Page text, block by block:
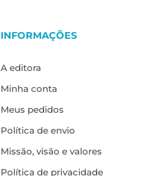
INFORMAÇÕES
A editora
Minha conta
Meus pedidos
Política de envio
Missão, visão e valores
Política de privacidade